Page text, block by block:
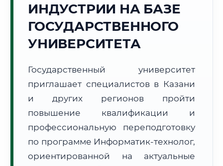
Пятница, 7 Августа
Погода в г. Казань:
🌅 Восход:03:59
📍 Региональная справка г. Казань
Почтовые индексы:
420000–420999
Часовой пояс:
МСК (UTC+3)
Формат учебы:
Дистанционно
ИНДУСТРИИ НА БАЗЕ
ГОСУДАРСТВЕННОГО
УНИВЕРСИТЕТА
Государственный университет
приглашает специалистов в Казани
и других регионов пройти
повышение квалификации и
профессиональную переподготовку
по программе Информатик-технолог,
ориентированной на актуальные